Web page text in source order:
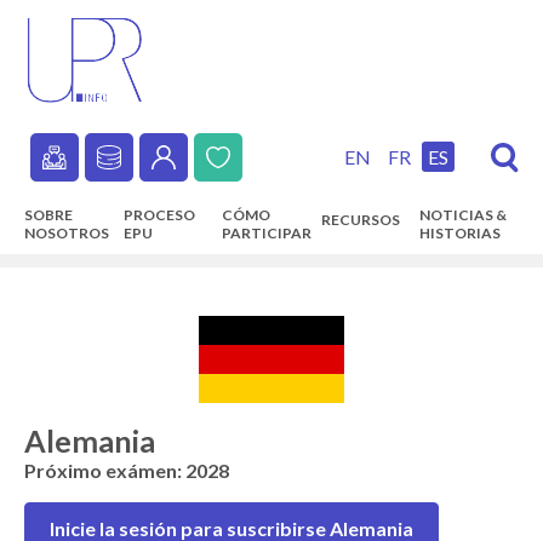
content
Secondary
navigation
EN FR ES
SOBRE
NOSOTROS
PROCESO
EPU
CÓMO
PARTICIPAR
RECURSOS
NOTICIAS &
HISTORIAS
Alemania
Próximo exámen: 2028
Inicie la sesión para suscribirse Alemania